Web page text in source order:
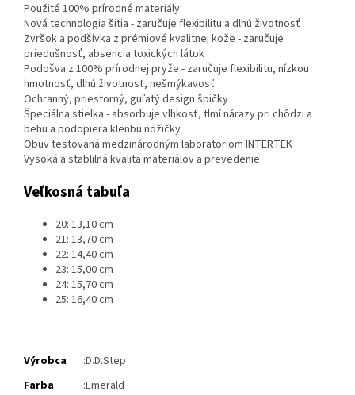
Použité 100% prírodné materiály
Nová technologia šitia - zaručuje flexibilitu a dlhú životnosť
Zvršok a podšívka z prémiové kvalitnej kože - zaručuje
priedušnosť, absencia toxických látok
Podošva z 100% prírodnej pryže - zaručuje flexibilitu, nízkou
hmotnosť, dlhú životnosť, nešmýkavosť
Ochranný, priestorný, guľatý design špičky
Špeciálna stielka - absorbuje vlhkosť, tlmí nárazy pri chôdzi a
behu a podopiera klenbu nožičky
Obuv testovaná medzinárodným laboratoriom INTERTEK
Vysoká a stablilná kvalita materiálov a prevedenie
Veľkosná tabuľa
20: 13,10 cm
21: 13,70 cm
22: 14,40 cm
23: 15,00 cm
24: 15,70 cm
25: 16,40 cm
Výrobca
:D.D.Step
Farba
:Emerald